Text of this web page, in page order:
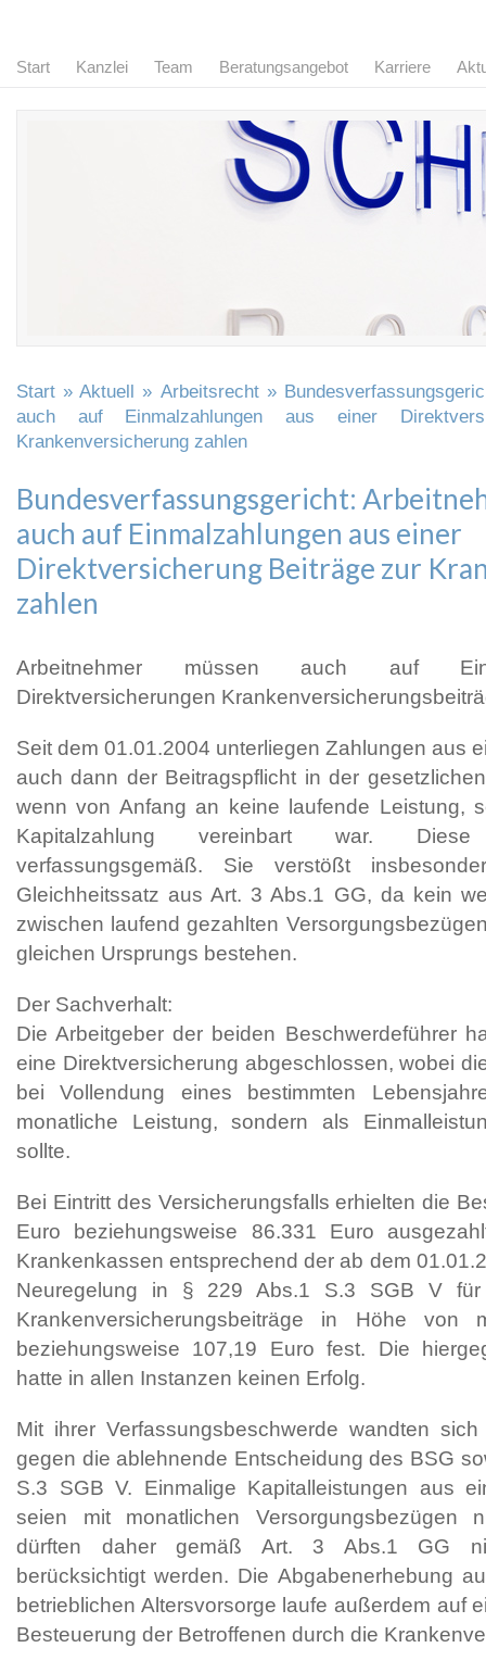
Start Kanzlei Team Beratungsangebot Karriere
Start »Aktuell » Arbeitsrecht»
auch auf Einmalzahlungen aus einer
Krankenversicherung zahlen
Bundesverfassungsgericht:
auch auf Einmalzahlungen aus einer
Direktversicherung Beiträge zur
zahlen
Arbeitnehmer müssen auch auf
Direktversicherungen
Seit dem 01.01.2004 unterliegen Zahlungen aus
auch dann der Beitragspflicht in der
wenn von Anfang an keine laufende Leistung,
Kapitalzahlung vereinbart war.
verfassungsgemäß. Sie verstößt
Gleichheitssatz aus Art. 3 Abs.1 GG, da kein
zwischen laufend gezahlten
gleichen Ursprungs bestehen.
Der Sachverhalt:
Die Arbeitgeber der beiden Beschwerdeführer
eine Direktversicherung abgeschlossen, wobei
bei Vollendung eines bestimmten
monatliche Leistung, sondern als
sollte.
Bei Eintritt des Versicherungsfalls erhielten die
Euro beziehungsweise 86.331 Euro
Krankenkassen entsprechend der ab dem
Neuregelung in § 229 Abs.1 S.3 SGB V für
Krankenversicherungsbeiträge in Höhe von
beziehungsweise 107,19 Euro fest. Die
hatte in allen Instanzen keinen Erfolg.
Mit ihrer Verfassungsbeschwerde wandten
gegen die ablehnende Entscheidung des BSG
S.3 SGB V. Einmalige Kapitalleistungen aus
seien mit monatlichen Versorgungsbezügen
dürften daher gemäß Art. 3 Abs.1 GG
berücksichtigt werden. Die Abgabenerhebung
betrieblichen Altersvorsorge laufe außerdem auf
Besteuerung der Betroffenen durch die